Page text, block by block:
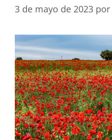
3 de mayo de 2023 por